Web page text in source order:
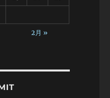
2月 »